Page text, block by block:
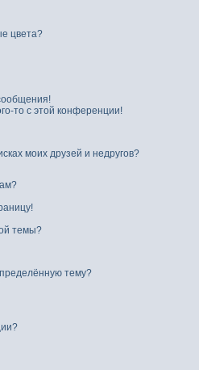
цвета?
то с этой конференции!
моих друзей и недругов?
темы?
тему?